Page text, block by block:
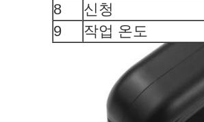
8
신청
9
작업 온도